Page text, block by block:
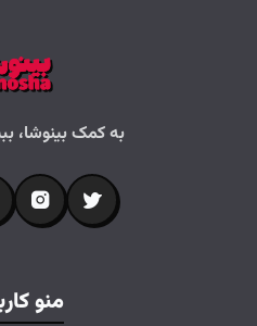
به کمک بینوشا،
منو